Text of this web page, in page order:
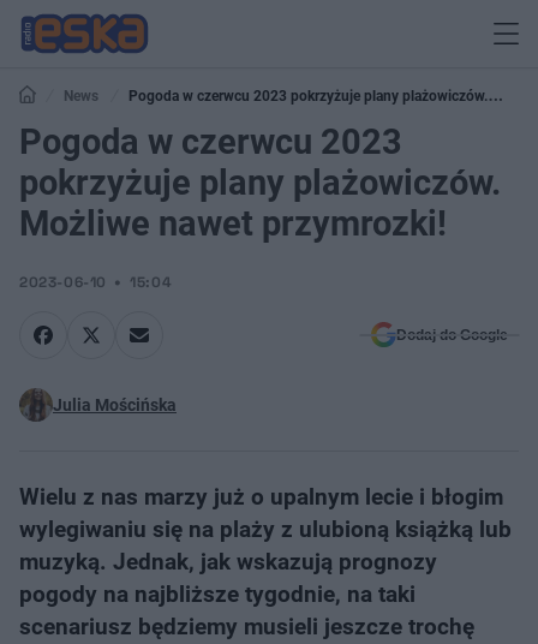
News
Pogoda w czerwcu 2023 pokrzyżuje plany plażowiczów.
Możliwe nawet przymrozki!
Pogoda w czerwcu 2023
pokrzyżuje plany plażowiczów.
Możliwe nawet przymrozki!
2023-06-10 15:04
Dodaj do Google
Julia Mościńska
Wielu z nas marzy już o upalnym lecie i błogim
wylegiwaniu się na plaży z ulubioną książką lub
muzyką. Jednak, jak wskazują prognozy
pogody na najbliższe tygodnie, na taki
scenariusz będziemy musieli jeszcze trochę